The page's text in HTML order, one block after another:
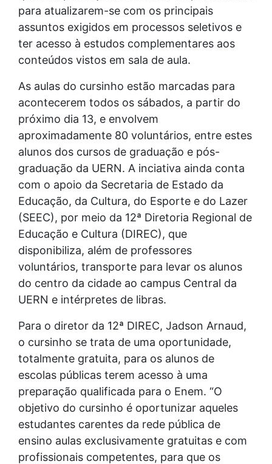
para atualizarem-se com os principais
assuntos exigidos em processos seletivos e
ter acesso à estudos complementares aos
conteúdos vistos em sala de aula.
As aulas do cursinho estão marcadas para
acontecerem todos os sábados, a partir do
próximo dia 13, e envolvem
aproximadamente 80 voluntários, entre estes
alunos dos cursos de graduação e pós-
graduação da UERN. A inciativa ainda conta
com o apoio da Secretaria de Estado da
Educação, da Cultura, do Esporte e do Lazer
(SEEC), por meio da 12ª Diretoria Regional de
Educação e Cultura (DIREC), que
disponibiliza, além de professores
voluntários, transporte para levar os alunos
do centro da cidade ao campus Central da
UERN e intérpretes de libras.
Para o diretor da 12ª DIREC, Jadson Arnaud,
o cursinho se trata de uma oportunidade,
totalmente gratuita, para os alunos de
escolas públicas terem acesso à uma
preparação qualificada para o Enem. “O
objetivo do cursinho é oportunizar aqueles
estudantes carentes da rede pública de
ensino aulas exclusivamente gratuitas e com
profissionais competentes, para que os